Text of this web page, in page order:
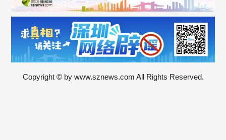
Copyright © by www.sznews.com All Rights Reserved.